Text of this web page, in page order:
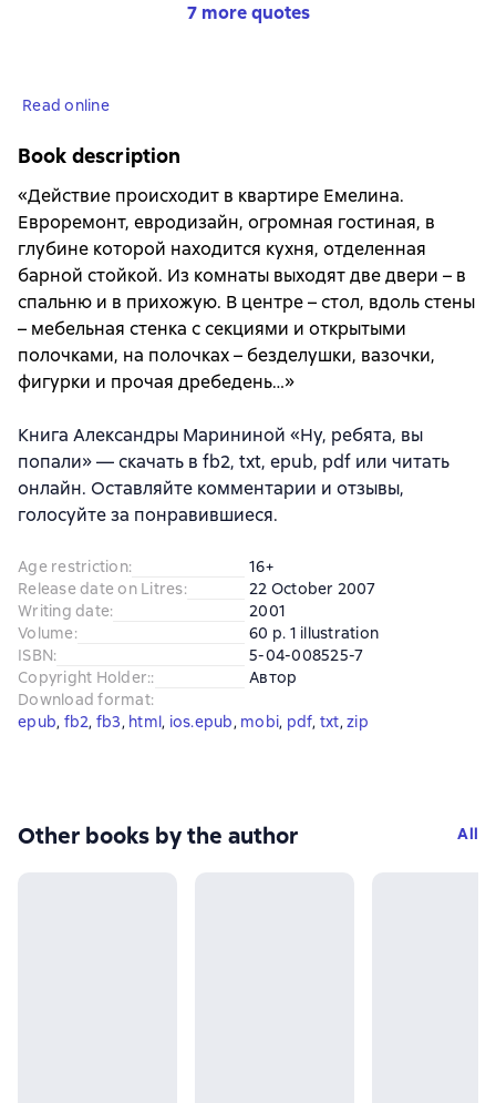
7 more quotes
Read online
Book description
«Действие происходит в квартире Емелина.
Евроремонт, евродизайн, огромная гостиная, в
глубине которой находится кухня, отделенная
барной стойкой. Из комнаты выходят две двери – в
спальню и в прихожую. В центре – стол, вдоль стены
– мебельная стенка с секциями и открытыми
полочками, на полочках – безделушки, вазочки,
фигурки и прочая дребедень…»
Книга Александры Марининой «Ну, ребята, вы
попали» — скачать в fb2, txt, epub, pdf или читать
онлайн. Оставляйте комментарии и отзывы,
голосуйте за понравившиеся.
Age restriction:
16+
Release date on Litres:
22 October 2007
Writing date:
2001
Volume:
60 p. 1 illustration
ISBN:
5-04-008525-7
Copyright Holder::
Автор
Download format:
epub, fb2, fb3, html, ios.epub, mobi, pdf, txt, zip
Other books by the author All